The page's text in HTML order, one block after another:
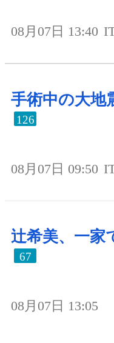
08月07日 13:40
手術中の大地
126
08月07日 09:50
辻希美、一家
67
08月07日 13:05